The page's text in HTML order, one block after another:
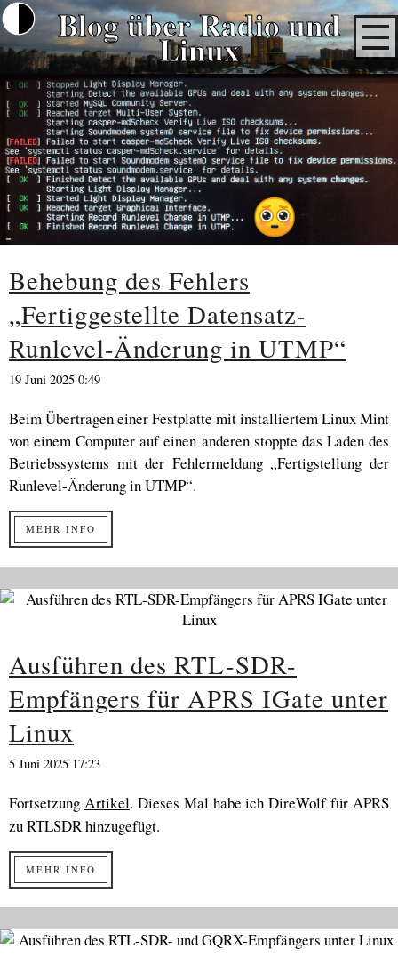
Blog über Radio und
Linux
Behebung des Fehlers
„Fertiggestellte Datensatz-
Runlevel-Änderung in UTMP“
19 Juni 2025 0:49
Beim Übertragen einer Festplatte mit installiertem Linux Mint
von einem Computer auf einen anderen stoppte das Laden des
Betriebssystems mit der Fehlermeldung „Fertigstellung der
Runlevel-Änderung in UTMP“.
MEHR INFO
Ausführen des RTL-SDR-
Empfängers für APRS IGate unter
Linux
5 Juni 2025 17:23
Fortsetzung Artikel. Dieses Mal habe ich DireWolf für APRS
zu RTLSDR hinzugefügt.
MEHR INFO